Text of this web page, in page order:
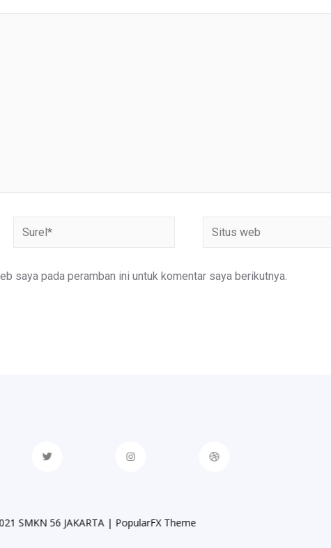
Surel*
Situs
saya pada peramban ini untuk komentar saya berikutnya.
SMKN 56 JAKARTA |PopularFX Theme